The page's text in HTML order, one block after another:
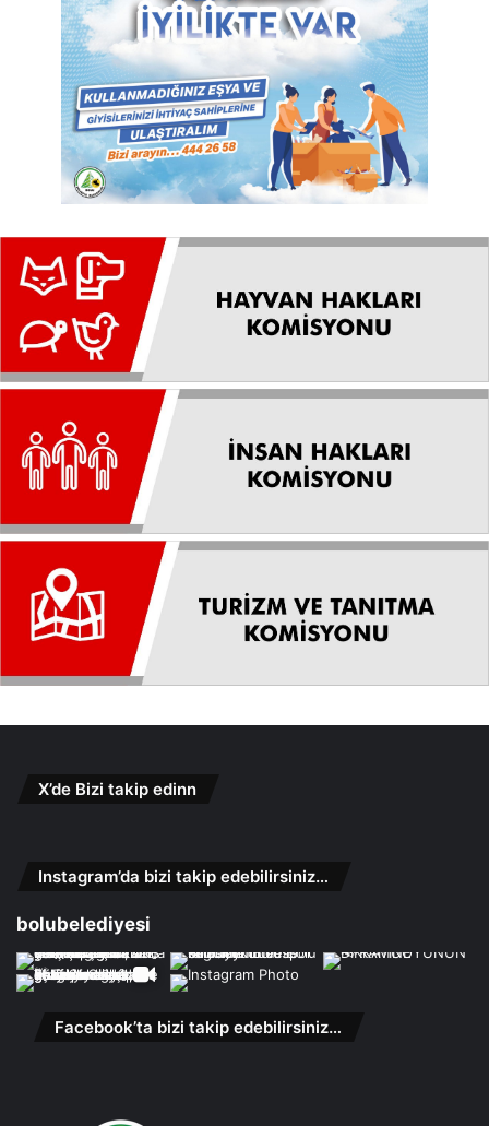
X’de Bizi takip edinn
Instagram’da bizi takip edebilirsiniz…
bolubelediyesi
Facebook’ta bizi takip edebilirsiniz…